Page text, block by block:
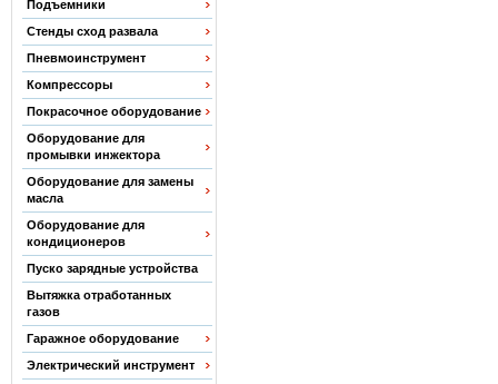
Подъемники
Стенды сход развала
Пневмоинструмент
Компрессоры
Покрасочное оборудование
Оборудование для
промывки инжектора
Оборудование для замены
масла
Оборудование для
кондиционеров
Пуско зарядные устройства
Вытяжка отработанных
газов
Гаражное оборудование
Электрический инструмент